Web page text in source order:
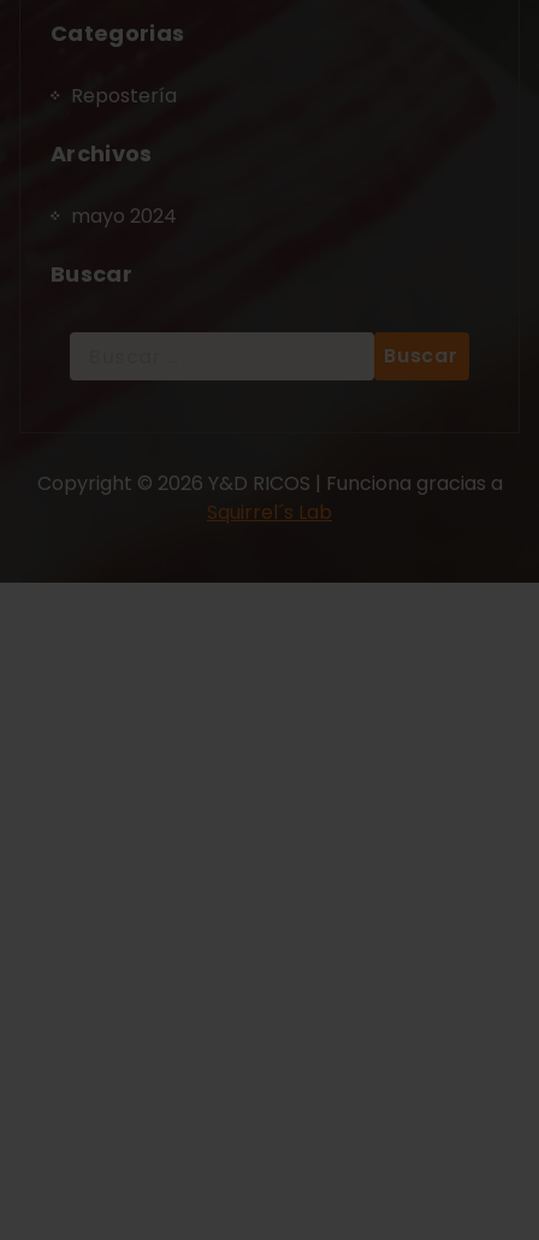
Categorias
Repostería
Archivos
mayo 2024
Buscar
Copyright © 2026 Y&D RICOS | Funciona gracias a
Squirrel´s Lab